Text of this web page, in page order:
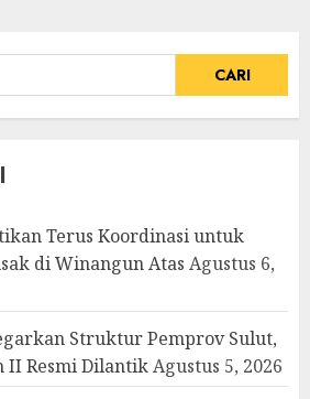
Terus Koordinasi untuk
di Winangun Atas Agustus 6,
Struktur Pemprov Sulut,
II Resmi DilantikAgustus 5, 2026